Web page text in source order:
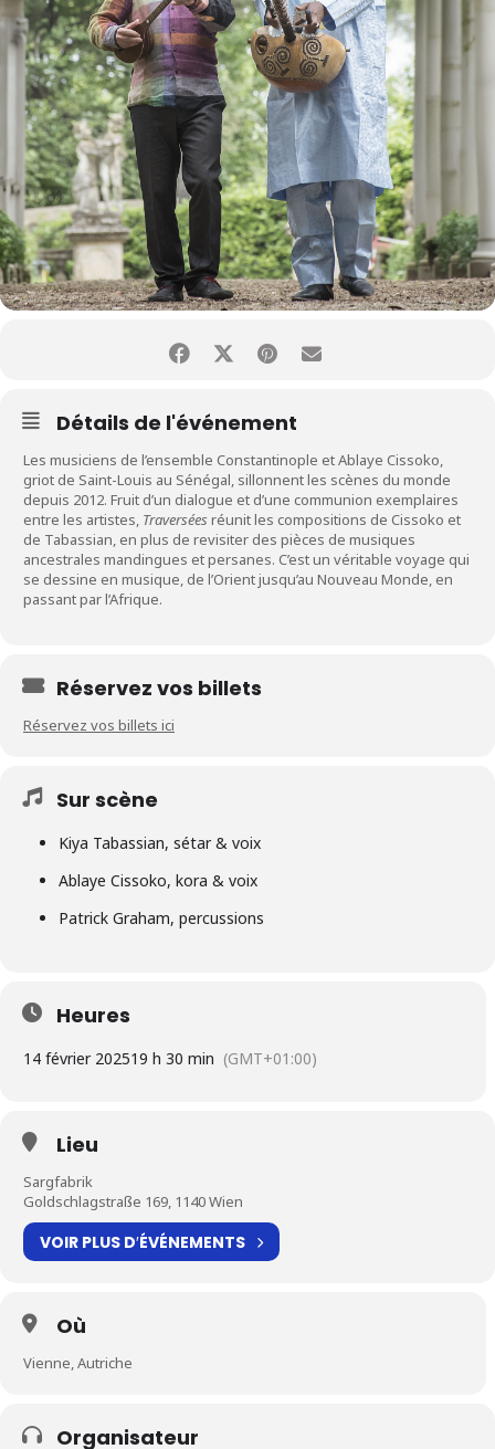
Détails de l'événement
Les musiciens de l’ensemble Constantinople et Ablaye Cissoko,
griot de Saint-Louis au Sénégal, sillonnent les scènes du monde
depuis 2012. Fruit d’un dialogue et d’une communion exemplaires
entre les artistes, Traversées réunit les compositions de Cissoko et
de Tabassian, en plus de revisiter des pièces de musiques
ancestrales mandingues et persanes. C’est un véritable voyage qui
se dessine en musique, de l’Orient jusqu’au Nouveau Monde, en
passant par l’Afrique.
Réservez vos billets
Réservez vos billets ici
Sur scène
Kiya Tabassian, sétar & voix
Ablaye Cissoko, kora & voix
Patrick Graham, percussions
Heures
14 février 202519 h 30 min (GMT+01:00)
Lieu
Sargfabrik
Goldschlagstraße 169, 1140 Wien
VOIR PLUS D′ÉVÉNEMENTS
Où
Vienne, Autriche
Organisateur